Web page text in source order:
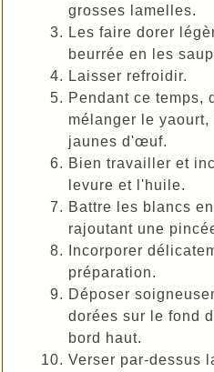
grosses lamelles.
Les faire dorer
beurrée en les
Laisser refroidir.
Pendant ce temps,
mélanger le
jaunes d'œuf.
Bien travailler et
levure et l'huile.
Battre les blancs
rajoutant une
Incorporer
préparation.
Déposer
dorées sur le fond
bord haut.
Verser par-dessus